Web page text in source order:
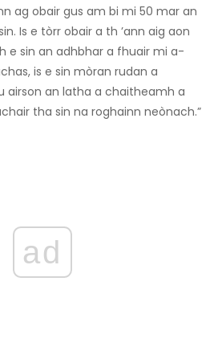
ag obair gus am bi mi 50 mar an
Is e tòrr obair a th ’ann aig aon
e sin an adhbhar a fhuair mi a-
is e sin mòran rudan a
airson an latha a chaitheamh a
tha sin na roghainn neònach.”
ad